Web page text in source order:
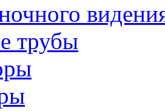
трубы